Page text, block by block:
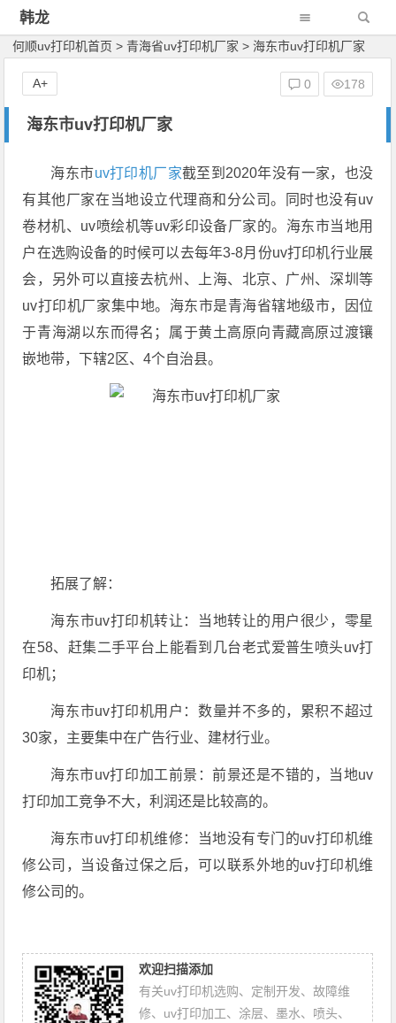
韩龙
何顺uv打印机首页 > 青海省uv打印机厂家 > 海东市uv打印机厂家
海东市uv打印机厂家
0 178
A+
海东市uv打印机厂家截至到2020年没有一家，也没
有其他厂家在当地设立代理商和分公司。同时也没有uv
卷材机、uv喷绘机等uv彩印设备厂家的。海东市当地用
户在选购设备的时候可以去每年3-8月份uv打印机行业展
会，另外可以直接去杭州、上海、北京、广州、深圳等
uv打印机厂家集中地。海东市是青海省辖地级市，因位
于青海湖以东而得名；属于黄土高原向青藏高原过渡镶
嵌地带，下辖2区、4个自治县。
拓展了解：
海东市uv打印机转让：当地转让的用户很少，零星
在58、赶集二手平台上能看到几台老式爱普生喷头uv打
印机；
海东市uv打印机用户：数量并不多的，累积不超过
30家，主要集中在广告行业、建材行业。
海东市uv打印加工前景：前景还是不错的，当地uv
打印加工竞争不大，利润还是比较高的。
海东市uv打印机维修：当地没有专门的uv打印机维
修公司，当设备过保之后，可以联系外地的uv打印机维
修公司的。
欢迎扫描添加
有关uv打印机选购、定制开发、故障维
修、uv打印加工、涂层、墨水、喷头、